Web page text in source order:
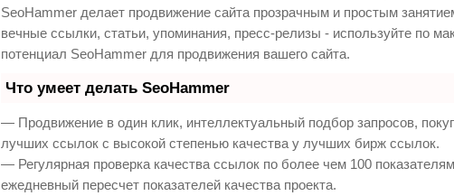
SeoHammer делает продвижение сайта прозрачным и простым
вечные ссылки, статьи, упоминания, пресс-релизы - используйте по
потенциал SeoHammer для продвижения вашего сайта.
Что умеет делать SeoHammer
— Продвижение в один клик, интеллектуальный подбор запросов,
лучших ссылок с высокой степенью качества у лучших бирж ссылок.
— Регулярная проверка качества ссылок по более чем 100
ежедневный пересчет показателей качества проекта.